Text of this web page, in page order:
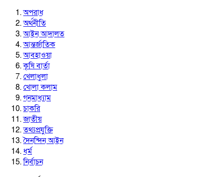
অপরাধ
অর্থনীতি
আইন আদালত
আন্তর্জাতিক
আবহাওয়া
কৃষি বার্তা
খেলাধুলা
খোলা কলাম
গনমাধ্যাম
চাকরি
জাতীয়
তথ্যপ্রযুক্তি
দৈনন্দিন আইন
ধর্ম
নির্বাচন